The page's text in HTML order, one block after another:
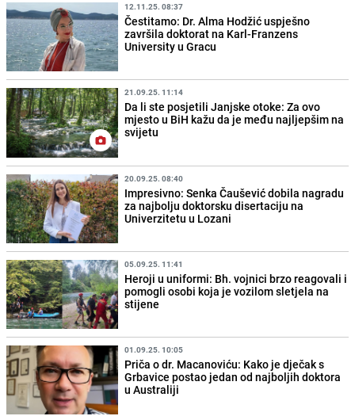
12.11.25. 08:37
Čestitamo: Dr. Alma Hodžić uspješno
završila doktorat na Karl‐Franzens
University u Gracu
21.09.25. 11:14
Da li ste posjetili Janjske otoke: Za ovo
mjesto u BiH kažu da je među najljepšim na
svijetu
20.09.25. 08:40
Impresivno: Senka Čaušević dobila nagradu
za najbolju doktorsku disertaciju na
Univerzitetu u Lozani
05.09.25. 11:41
Heroji u uniformi: Bh. vojnici brzo reagovali i
pomogli osobi koja je vozilom sletjela na
stijene
01.09.25. 10:05
Priča o dr. Macanoviću: Kako je dječak s
Grbavice postao jedan od najboljih doktora
u Australiji